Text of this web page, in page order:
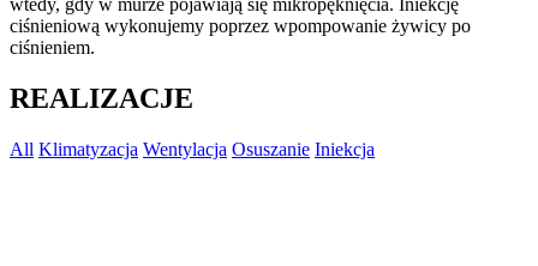
wtedy, gdy w murze pojawiają się mikropęknięcia. Iniekcję
ciśnieniową wykonujemy poprzez wpompowanie żywicy po
ciśnieniem.
REALIZACJE
All Klimatyzacja Wentylacja Osuszanie Iniekcja